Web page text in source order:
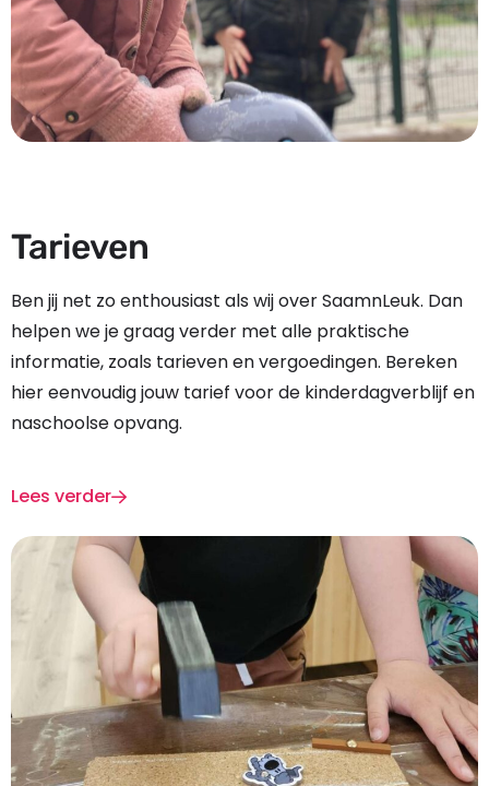
Tarieven
Ben jij net zo enthousiast als wij over SaamnLeuk. Dan
helpen we je graag verder met alle praktische
informatie, zoals tarieven en vergoedingen. Bereken
hier eenvoudig jouw tarief voor de kinderdagverblijf en
naschoolse opvang.
Lees verder